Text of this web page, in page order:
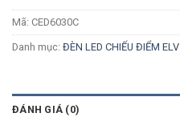
Mã: CED6030C
Danh mục: ĐÈN LED CHIẾU ĐIỂM ELV
ĐÁNH GIÁ (0)